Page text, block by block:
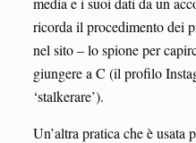
ricorda il procedimento dei
nel sito – lo spione per
giungere a C (il profilo
‘stalkerare’).
Un’altra pratica che è usata